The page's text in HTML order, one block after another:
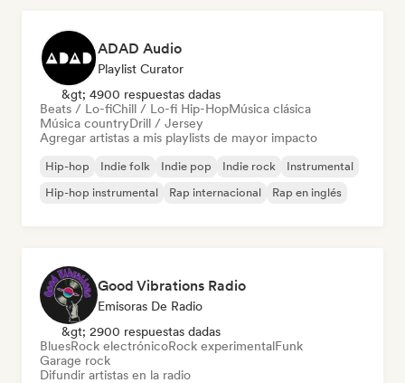
ADAD Audio
Playlist Curator
&gt; 4900 respuestas dadas
Beats / Lo-fiChill / Lo-fi Hip-HopMúsica clásica
Música countryDrill / Jersey
Agregar artistas a mis playlists de mayor impacto
Hip-hop Indie folk Indie pop Indie rock
Instrumental
Hip-hop instrumental
Rap internacional Rap en inglés
Good Vibrations Radio
Emisoras De Radio
&gt; 2900 respuestas dadas
BluesRock electrónicoRock experimentalFunk
Garage rock
Difundir artistas en la radio